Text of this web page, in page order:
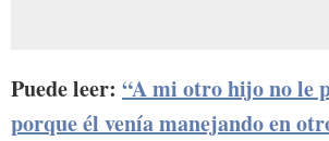
Puede leer: “A mi otro hijo no le
porque él venía manejando en